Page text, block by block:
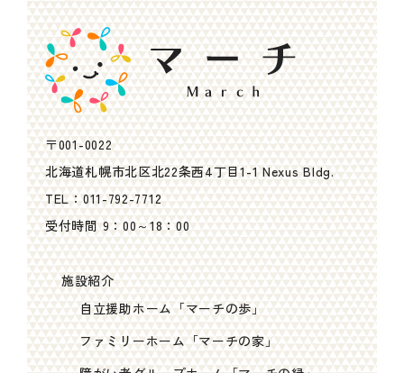
〒001-0022
北海道札幌市北区北22条西4丁目1-1 Nexus Bldg.
TEL：011-792-7712
受付時間 9：00～18：00
施設紹介
自立援助ホーム「マーチの歩」
ファミリーホーム「マーチの家」